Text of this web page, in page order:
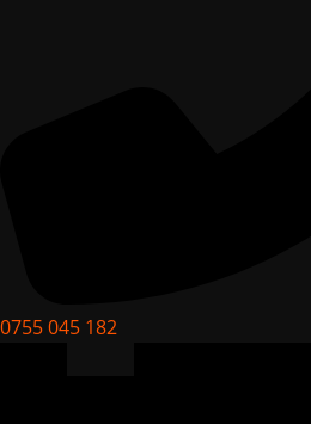
0755 045 182